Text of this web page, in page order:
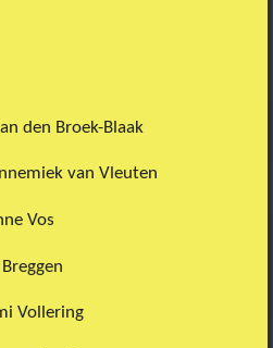
den Broek-Blaak
van Vleuten
Vos
Vollering